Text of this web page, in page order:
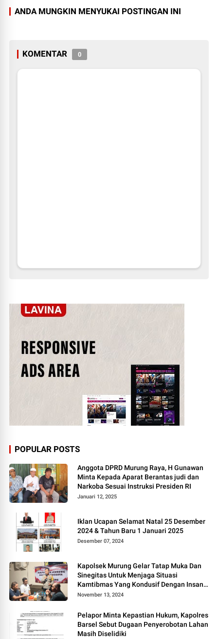
ANDA MUNGKIN MENYUKAI POSTINGAN INI
KOMENTAR 0
POPULAR POSTS
Anggota DPRD Murung Raya, H Gunawan
Minta Kepada Aparat Berantas judi dan
Narkoba Sesuai Instruksi Presiden RI
Januari 12, 2025
Iklan Ucapan Selamat Natal 25 Desember
2024 & Tahun Baru 1 Januari 2025
Desember 07, 2024
Kapolsek Murung Gelar Tatap Muka Dan
Sinegitas Untuk Menjaga Situasi
Kamtibmas Yang Kondusif Dengan Insan
Pers
November 13, 2024
Pelapor Minta Kepastian Hukum, Kapolres
Barsel Sebut Dugaan Penyerobotan Lahan
Masih Diselidiki